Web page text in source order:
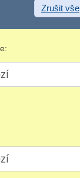
Zrušit vše